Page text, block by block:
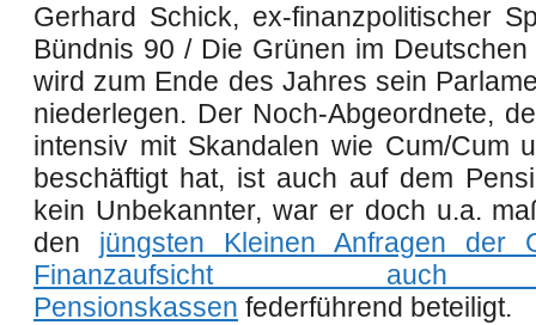
Gerhard Schick, ex-finanzpolitischer
Bündnis 90 / Die Grünen im Deutschen
wird zum Ende des Jahres sein
niederlegen. Der Noch-Abgeordnete,
intensiv mit Skandalen wie Cum/Cum
beschäftigt hat, ist auch auf dem
kein Unbekannter, war er doch u.a.
den jüngsten Kleinen Anfragen der
Finanzaufsicht
Pensionskassen federführend beteiligt.